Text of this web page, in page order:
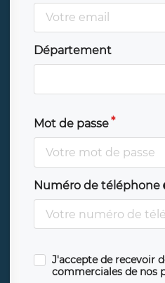
Département
Mot de passe
Numéro de téléphone
J'accepte de recevoir
commerciales de nos